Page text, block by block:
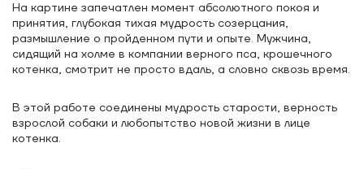
На картине запечатлен момент абсолютного покоя и
принятия, глубокая тихая мудрость созерцания,
размышление о пройденном пути и опыте. Мужчина,
сидящий на холме в компании верного пса, крошечного
котенка, смотрит не просто вдаль, а словно сквозь время.
В этой работе соединены мудрость старости, верность
взрослой собаки и любопытство новой жизни в лице
котенка.